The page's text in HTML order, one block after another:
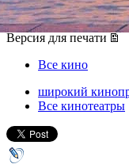
21 января 2016,
Версия для печати
Все кино
широкий
Все кинотеатры